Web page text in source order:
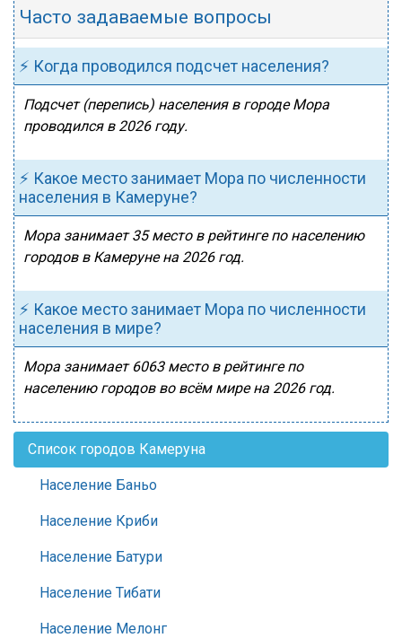
Часто задаваемые вопросы
⚡ Когда проводился подсчет населения?
Подсчет (перепись) населения в городе Мора
проводился в 2026 году.
⚡ Какое место занимает Мора по численности
населения в Камеруне?
Мора занимает 35 место в рейтинге по населению
городов в Камеруне на 2026 год.
⚡ Какое место занимает Мора по численности
населения в мире?
Мора занимает 6063 место в рейтинге по
населению городов во всём мире на 2026 год.
Список городов Камеруна
Население Баньо
Население Криби
Население Батури
Население Тибати
Население Мелонг